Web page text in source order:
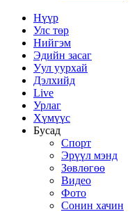
Нүүр
Улс төр
Нийгэм
Эдийн засаг
Уул уурхай
Дэлхийд
Live
Урлаг
Хүмүүс
Бусад
Спорт
Эрүүл мэнд
Зөвлөгөө
Видео
Фото
Сонин хачин